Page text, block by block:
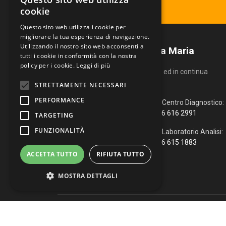
Centro Diagnostico Villa Maria
Un servizio altamente qualificato ed in continua
evoluzione.
Via Fiume, 4
51100 Pistoia (PT)
0573 976088
info@vmcd.it
Centro Diagnostico:
366 616 2991
Laboratorio Analisi:
366 615 1883
cookie
Questo sito web utilizza i cookie per
migliorare la tua esperienza di navigazione.
Utilizzando il nostro sito web acconsenti a
tutti i cookie in conformità con la nostra
policy per i cookie. Leggi di più
STRETTAMENTE NECESSARI
PERFORMANCE
TARGETING
FUNZIONALITÀ
ACCETTA TUTTO RIFIUTA TUTTO
MOSTRA DETTAGLI